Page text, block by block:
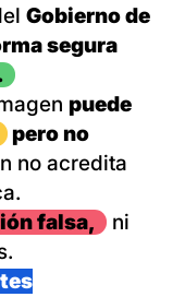
Gobierno de
segura
puede
pero no
no acredita
falsa,
ni